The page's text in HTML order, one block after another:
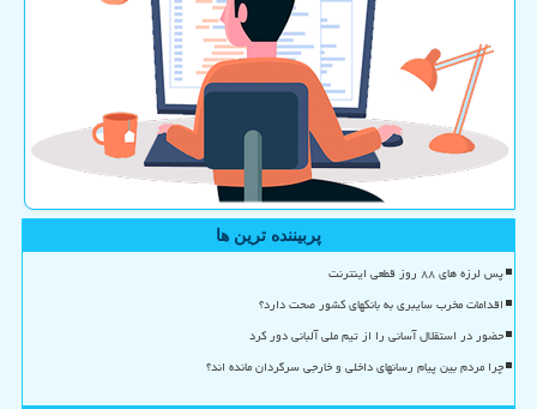
پربیننده ترین ها
پس لرزه های ۸۸ روز قطعی اینترنت
اقدامات مخرب سایبری به بانکهای کشور صحت دارد؟
حضور در استقلال آسانی را از تیم ملی آلبانی دور کرد
چرا مردم بین پیام رسانهای داخلی و خارجی سرگردان مانده اند؟